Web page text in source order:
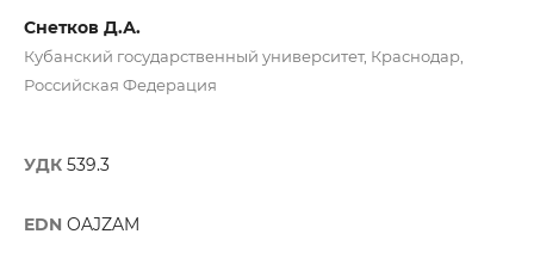
Снетков Д.А.
Кубанский государственный университет, Краснодар,
Российская Федерация
УДК 539.3
EDN OAJZAM